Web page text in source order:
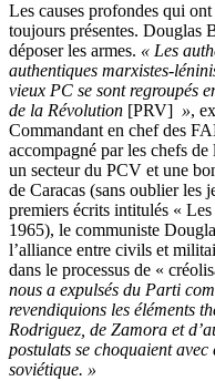
Les causes profondes qui
toujours présentes. Douglas
déposer les armes. « Les
authentiques marxistes-
vieux PC se sont regroupés
de la Révolution [PRV] »,
Commandant en chef des
accompagné par les chefs
un secteur du PCV et une
de Caracas (sans oublier les
premiers écrits intitulés «
1965), le communiste
l’alliance entre civils et
dans le processus de «
nous a expulsés du Parti
revendiquions les éléments
Rodriguez, de Zamora et
postulats se choquaient
soviétique. »